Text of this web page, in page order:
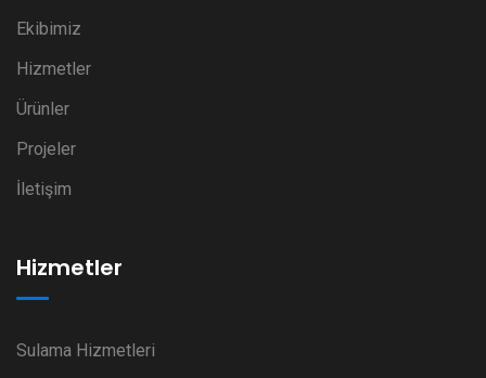
Ekibimiz
Hizmetler
Ürünler
Projeler
İletişim
Hizmetler
Sulama Hizmetleri